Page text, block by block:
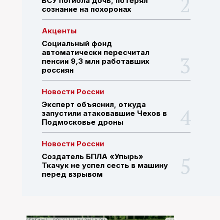
ПО САЙТУ
сознание на похоронах
Акценты
Социальный фонд
автоматически пересчитал
пенсии 9,3 млн работавших
россиян
Новости России
Эксперт объяснил, откуда
запустили атаковавшие Чехов в
Подмосковье дроны
Новости России
Создатель БПЛА «Упырь»
Ткачук не успел сесть в машину
перед взрывом